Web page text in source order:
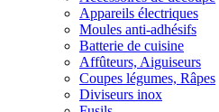
Appareils électriques
Moules anti-adhésifs
Batterie de cuisine
Affûteurs, Aiguiseurs
Coupes légumes, Râpes
Diviseurs inox